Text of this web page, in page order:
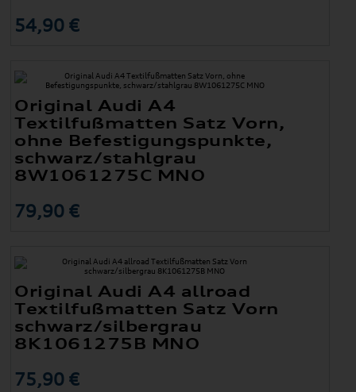
54,90 €
Original Audi A4
Textilfußmatten Satz Vorn,
ohne Befestigungspunkte,
schwarz/stahlgrau
8W1061275C MNO
79,90 €
Original Audi A4 allroad
Textilfußmatten Satz Vorn
schwarz/silbergrau
8K1061275B MNO
75,90 €